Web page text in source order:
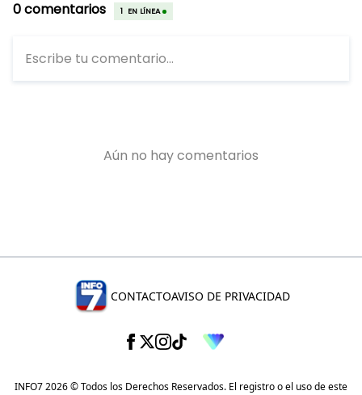
CONTACTOAVISO DE PRIVACIDAD
INFO7 2026 © Todos los Derechos Reservados. El registro o el uso de este